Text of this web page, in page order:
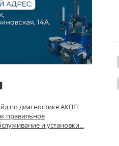
по диагностике АКПП:
правильное
и установки...